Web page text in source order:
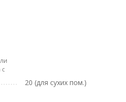
с
20 (для сухих пом.)